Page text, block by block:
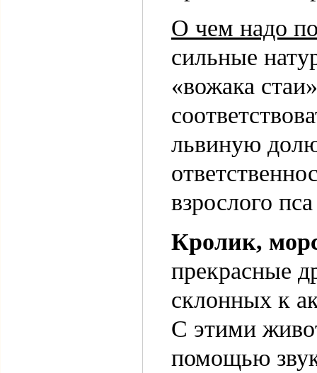
О чем надо
сильные
«вожака
львиную
взрослого
Кролик,
прекрасные
склонных к
С этими
помощью